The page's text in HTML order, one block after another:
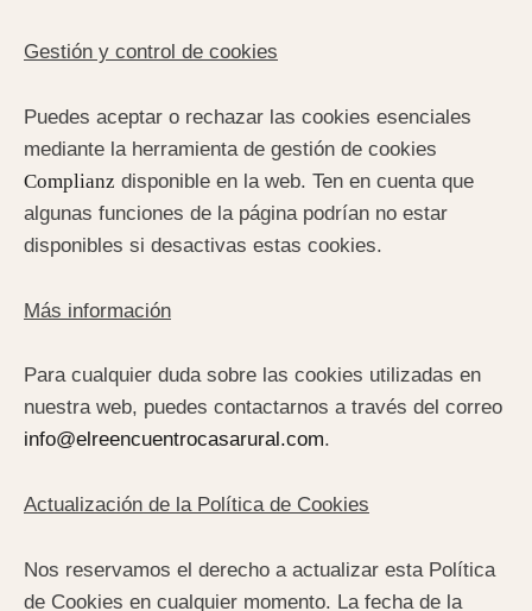
Gestión y control de cookies
Puedes aceptar o rechazar las cookies esenciales
mediante la herramienta de gestión de cookies
Complianz disponible en la web. Ten en cuenta que
algunas funciones de la página podrían no estar
disponibles si desactivas estas cookies.
Más información
Para cualquier duda sobre las cookies utilizadas en
nuestra web, puedes contactarnos a través del correo
info@elreencuentrocasarural.com.
Actualización de la Política de Cookies
Nos reservamos el derecho a actualizar esta Política
de Cookies en cualquier momento. La fecha de la